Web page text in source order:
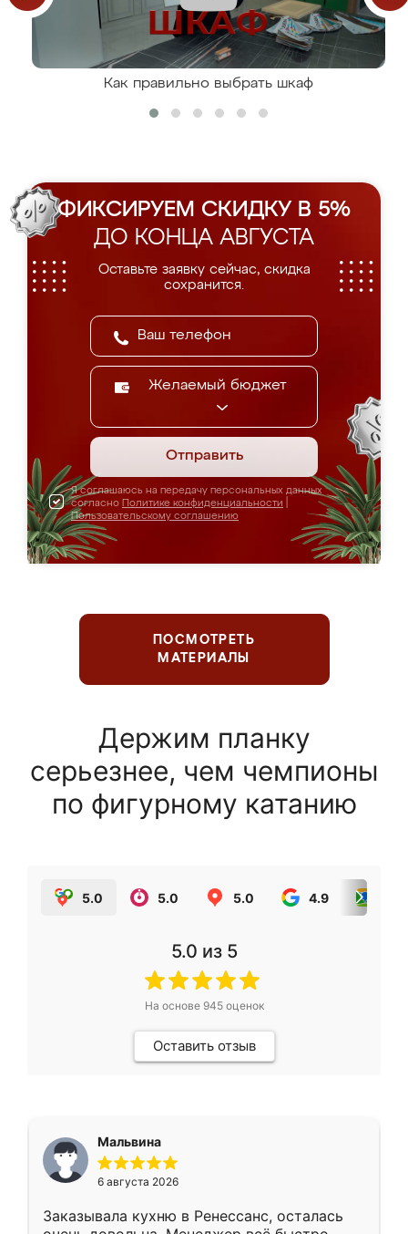
Как правильно выбрать шкаф
ФИКСИРУЕМ СКИДКУ В 5%
ДО КОНЦА АВГУСТА
Оставьте заявку сейчас, скидка
сохранится.
Желаемый бюджет
Отправить
Я соглашаюсь на передачу персональных данных
согласно Политике конфиденциальности
Пользовательскому соглашению
ПОСМОТРЕТЬ
МАТЕРИАЛЫ
Держим планку
серьезнее, чем чемпионы
по фигурному катанию
5.0 5.0 5.0 4.9
5.0 из 5
На основе 945оценок
Оставить отзыв
Мальвина
6 августа 2026
Заказывала кухню в Ренессанс, осталась